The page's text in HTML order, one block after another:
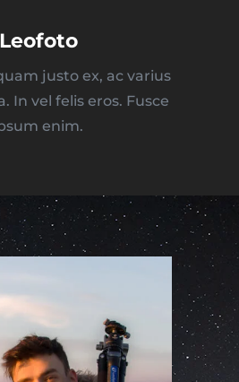
Leofoto
justo ex, ac varius
In vel felis eros. Fusce
enim.